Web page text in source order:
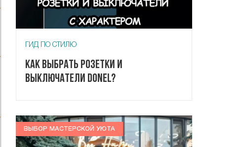
ГИД ПО СТИЛЮ
Как выбрать розетки и
выключатели Donel?
ВЫБОР МАСТЕРСКОЙ УЮТА